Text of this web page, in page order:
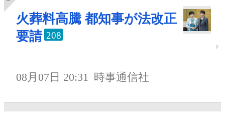
火葬料高騰 都知事が法改正
要請 208
08月07日 20:31 時事通信社